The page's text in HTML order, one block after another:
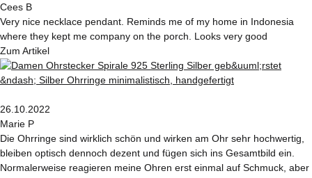
Cees B
Very nice necklace pendant. Reminds me of my home in Indonesia
where they kept me company on the porch. Looks very good
Zum Artikel
26.10.2022
Marie P
Die Ohrringe sind wirklich schön und wirken am Ohr sehr hochwertig,
bleiben optisch dennoch dezent und fügen sich ins Gesamtbild ein.
Normalerweise reagieren meine Ohren erst einmal auf Schmuck, aber